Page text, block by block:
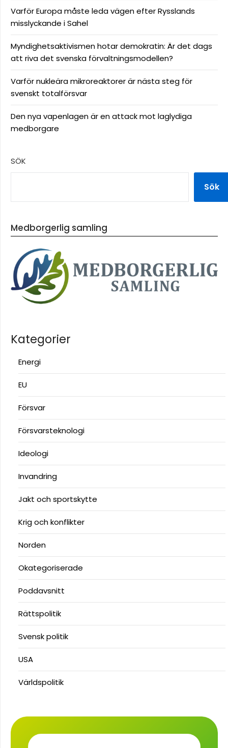
Varför Europa måste leda vägen efter Rysslands
misslyckande i Sahel
Myndighetsaktivismen hotar demokratin: Är det dags
att riva det svenska förvaltningsmodellen?
Varför nukleära mikroreaktorer är nästa steg för
svenskt totalförsvar
Den nya vapenlagen är en attack mot laglydiga
medborgare
SÖK
Sök
Medborgerlig samling
Kategorier
Energi
EU
Försvar
Försvarsteknologi
Ideologi
Invandring
Jakt och sportskytte
Krig och konflikter
Norden
Okategoriserade
Poddavsnitt
Rättspolitik
Svensk politik
USA
Världspolitik